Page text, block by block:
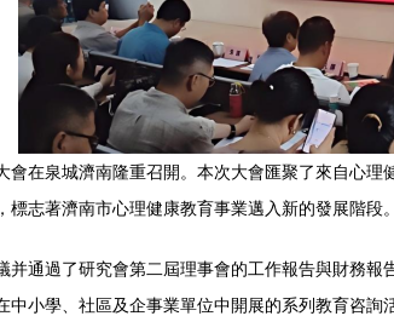
會在泉城濟南隆重召開。本次大會匯聚了來自心
志著濟南市心理健康教育事業邁入新的發展階段。
并通過了研究會第二屆理事會的工作報告與財務
小學、社區及企事業單位中開展的系列教育咨